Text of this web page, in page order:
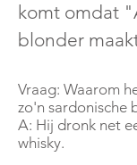
komt omdat
blonder
Vraag: Waarom
zo'n sardonische
A: Hij dronk net
whisky.